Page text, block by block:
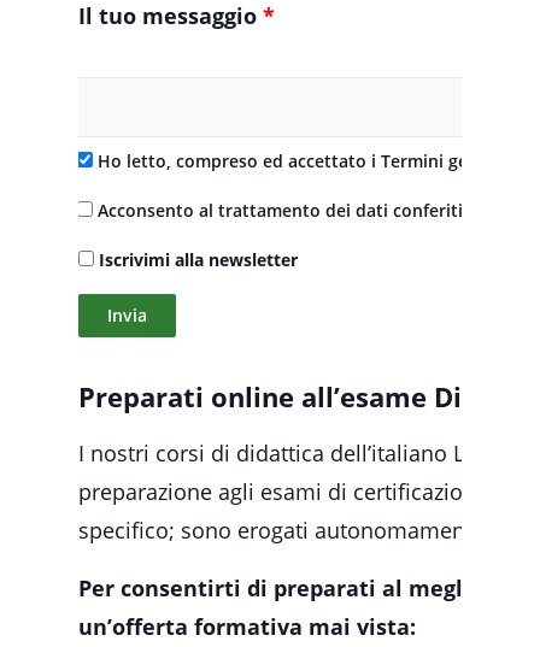
Il tuo messaggio *
Ho letto, compreso ed accettato i Termini generali
Acconsento al trattamento dei dati conferiti per le
Iscrivimi alla newsletter
Preparati online all’esame Ditals I
I nostri corsi di didattica dell’italiano L2
preparazione agli esami di certificazione
specifico; sono erogati autonomamente dal
Per consentirti di preparati al meglio
un’offerta formativa mai vista: